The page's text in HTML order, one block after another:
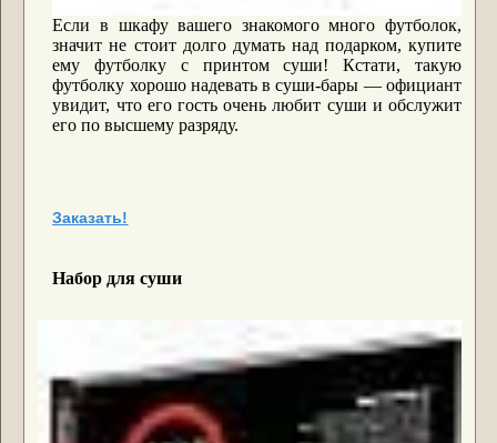
Если в шкафу вашего знакомого много футболок,
значит не стоит долго думать над подарком, купите
ему футболку с принтом суши! Кстати, такую
футболку хорошо надевать в суши-бары ― официант
увидит, что его гость очень любит суши и обслужит
его по высшему разряду.
Заказать!
Набор для суши